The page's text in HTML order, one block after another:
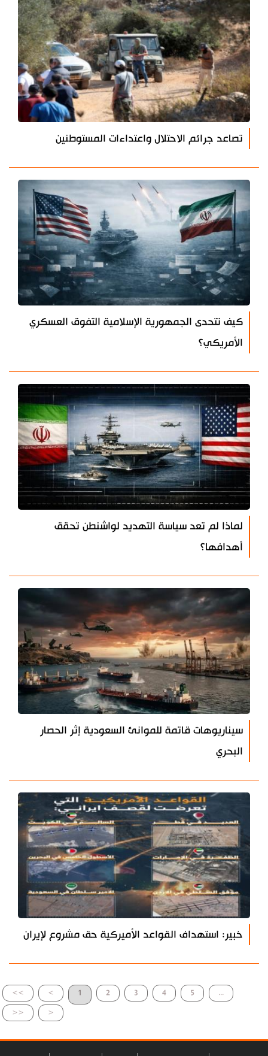
تصاعد جرائم الاحتلال واعتداءات المستوطنين
كيف تتحدى الجمهورية الإسلامية التفوق العسكري
الأمريكي؟
لماذا لم تعد سياسة التهديد لواشنطن تحقق
أهدافها؟
سيناريوهات قاتمة للموانئ السعودية إثر الحصار
البحري
خبير: استهداف القواعد الأميركية حق مشروع لإيران
>> > 1 2 3 4 5 ...
<
<<